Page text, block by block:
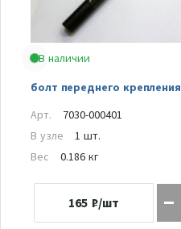
В наличии
болт переднего
Арт.
7030-000401
В узле
1 шт.
Вес
0.186 кг
165 ₽/шт